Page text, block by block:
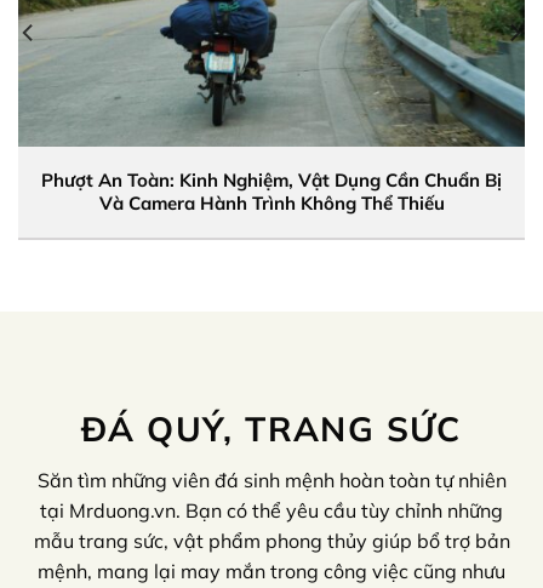
Phượt An Toàn: Kinh Nghiệm, Vật Dụng Cần Chuẩn Bị
Và Camera Hành Trình Không Thể Thiếu
ĐÁ QUÝ, TRANG SỨC
Săn tìm những viên đá sinh mệnh hoàn toàn tự nhiên
tại Mrduong.vn. Bạn có thể yêu cầu tùy chỉnh những
mẫu trang sức, vật phẩm phong thủy giúp bổ trợ bản
mệnh, mang lại may mắn trong công việc cũng nhưu